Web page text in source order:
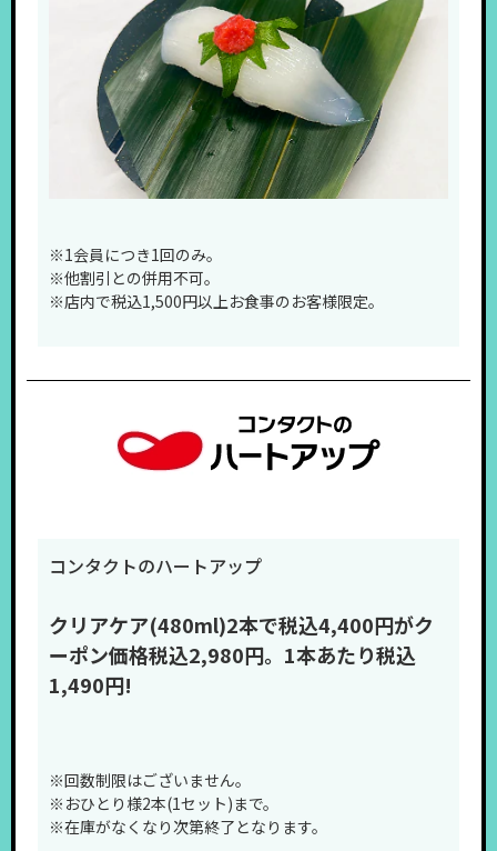
※1会員につき1回のみ。
※他割引との併用不可。
※店内で税込1,500円以上お食事のお客様限定。
コンタクトのハートアップ
クリアケア(480ml)2本で税込4,400円がク
ーポン価格税込2,980円。1本あたり税込
1,490円!
※回数制限はございません。
※おひとり様2本(1セット)まで。
※在庫がなくなり次第終了となります。